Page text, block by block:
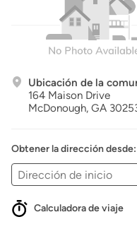
Ubicación de la
164 Maison Drive
McDonough, GA
Obtener la dirección desde:
Calculadora de viaje